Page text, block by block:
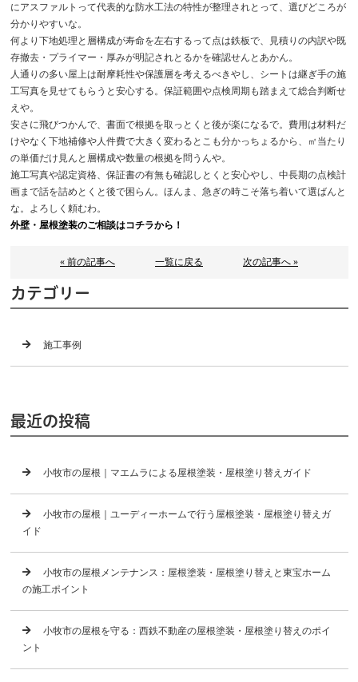
にアスファルトって代表的な防水工法の特性が整理されとって、選びどころが
分かりやすいな。
何より下地処理と層構成が寿命を左右するって点は鉄板で、見積りの内訳や既
存撤去・プライマー・厚みが明記されとるかを確認せんとあかん。
人通りの多い屋上は耐摩耗性や保護層を考えるべきやし、シートは継ぎ手の施
工写真を見せてもらうと安心する。保証範囲や点検周期も踏まえて総合判断せ
えや。
安さに飛びつかんで、書面で根拠を取っとくと後が楽になるで。費用は材料だ
けやなく下地補修や人件費で大きく変わるとこも分かっちょるから、㎡当たり
の単価だけ見んと層構成や数量の根拠を問うんや。
施工写真や認定資格、保証書の有無も確認しとくと安心やし、中長期の点検計
画まで話を詰めとくと後で困らん。ほんま、急ぎの時こそ落ち着いて選ばんと
な。よろしく頼むわ。
外壁・屋根塗装のご相談はコチラから！
« 前の記事へ 一覧に戻る 次の記事へ »
カテゴリー
施工事例
最近の投稿
小牧市の屋根｜マエムラによる屋根塗装・屋根塗り替えガイド
小牧市の屋根｜ユーディーホームで行う屋根塗装・屋根塗り替えガ
イド
小牧市の屋根メンテナンス：屋根塗装・屋根塗り替えと東宝ホーム
の施工ポイント
小牧市の屋根を守る：西鉄不動産の屋根塗装・屋根塗り替えのポイ
ント